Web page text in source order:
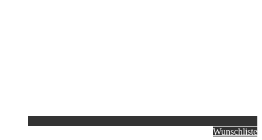
Wunschliste